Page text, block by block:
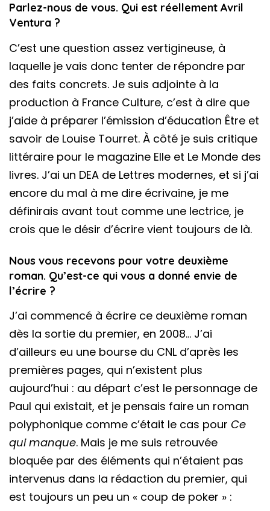
Parlez-nous de vous. Qui est réellement Avril
Ventura ?
C’est une question assez vertigineuse, à
laquelle je vais donc tenter de répondre par
des faits concrets. Je suis adjointe à la
production à France Culture, c’est à dire que
j’aide à préparer l’émission d’éducation Être et
savoir de Louise Tourret. À côté je suis critique
littéraire pour le magazine Elle et Le Monde des
livres. J’ai un DEA de Lettres modernes, et si j’ai
encore du mal à me dire écrivaine, je me
définirais avant tout comme une lectrice, je
crois que le désir d’écrire vient toujours de là.
Nous vous recevons pour votre deuxième
roman. Qu’est-ce qui vous a donné envie de
l’écrire ?
J’ai commencé à écrire ce deuxième roman
dès la sortie du premier, en 2008… J’ai
d’ailleurs eu une bourse du CNL d’après les
premières pages, qui n’existent plus
aujourd’hui : au départ c’est le personnage de
Paul qui existait, et je pensais faire un roman
polyphonique comme c’était le cas pour Ce
qui manque. Mais je me suis retrouvée
bloquée par des éléments qui n’étaient pas
intervenus dans la rédaction du premier, qui
est toujours un peu un « coup de poker » :